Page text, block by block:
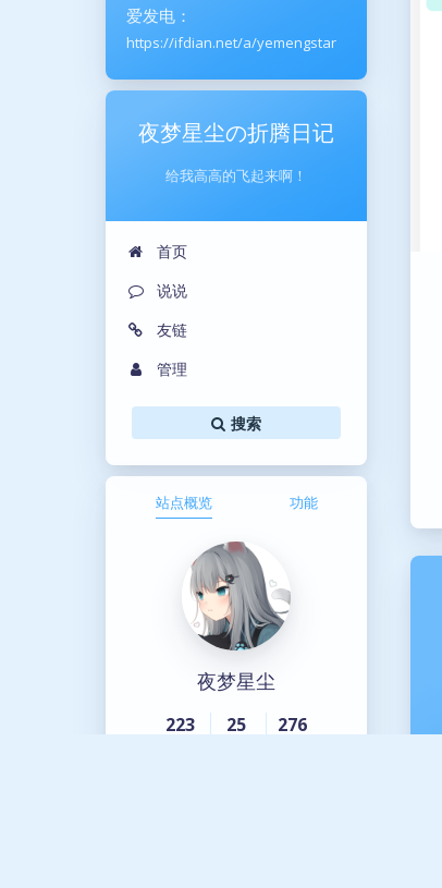
爱发电：
https://ifdian.net/a/yemengstar
夜梦星尘の折腾日记
给我高高的飞起来啊！
首页
说说
友链
管理
搜索
站点概览 功能
夜梦星尘
223 25 276